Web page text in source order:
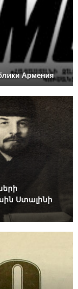
Армения
Ստալինի